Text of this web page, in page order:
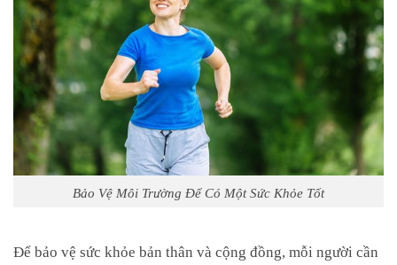
Bảo Vệ Môi Trường Để Có Một Sức Khỏe Tốt
Để bảo vệ sức khỏe bản thân và cộng đồng, mỗi người cần